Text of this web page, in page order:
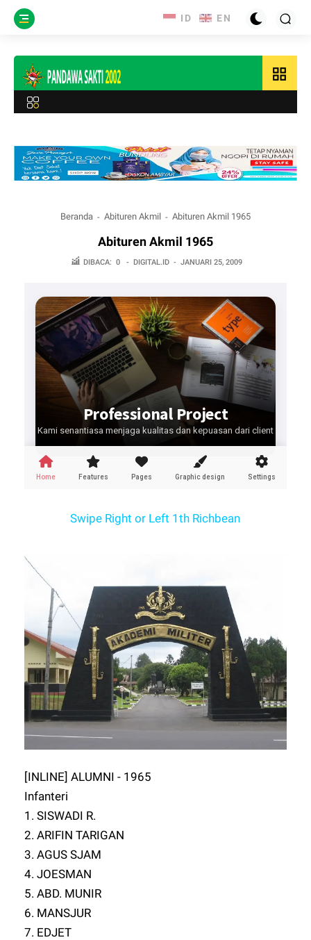
grid_view
Beranda Abituren Akmil Abituren Akmil 1965
Abituren Akmil 1965
DIBACA: 0 - DIGITAL.ID - JANUARI 25, 2009
Swipe Right or Left 1th Richbean
[INLINE] ALUMNI - 1965
Infanteri
1. SISWADI R.
2. ARIFIN TARIGAN
3. AGUS SJAM
4. JOESMAN
5. ABD. MUNIR
6. MANSJUR
7. EDJET